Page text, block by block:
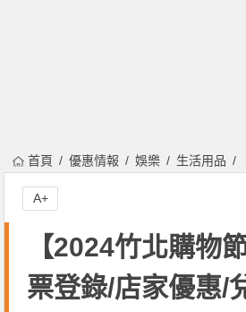
首頁 優惠情報 娛樂 生活用品
【2024竹北購物
票登錄/店家優惠/
A+